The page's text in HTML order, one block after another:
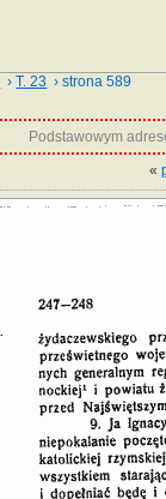
›T. 23 › strona 589
Podstawowym
«